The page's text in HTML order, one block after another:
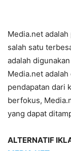
Media.net
salah satu
adalah
Media.net
pendapatan dari
berfokus,
yang dapat
ALTERNATIF